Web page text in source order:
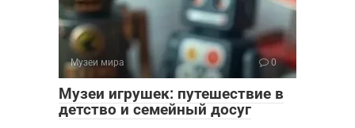
Музеи мира 0
Музеи игрушек: путешествие в
детство и семейный досуг